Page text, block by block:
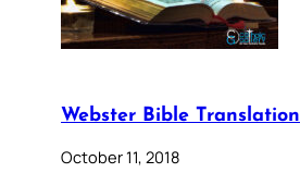
Webster Bible Translation
October 11, 2018